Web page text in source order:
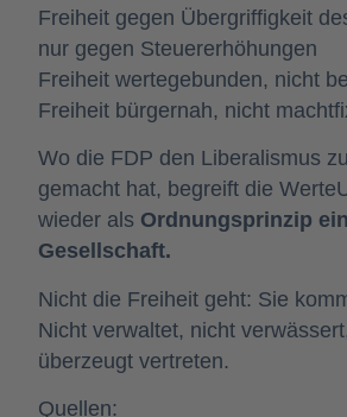
Freiheit gegen Übergriffigkeit
nur gegen Steuererhöhungen
Freiheit wertegebunden, nicht
Freiheit bürgernah, nicht
Wo die FDP den Liberalismus
gemacht hat, begreift die
wieder als Ordnungsprinzip
Gesellschaft.
Nicht die Freiheit geht: Sie
Nicht verwaltet, nicht
überzeugt vertreten.
Quellen: